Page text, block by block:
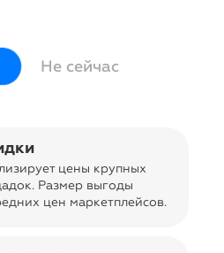
цены крупных
Размер выгоды
цен маркетплейсов.
Не сейчас